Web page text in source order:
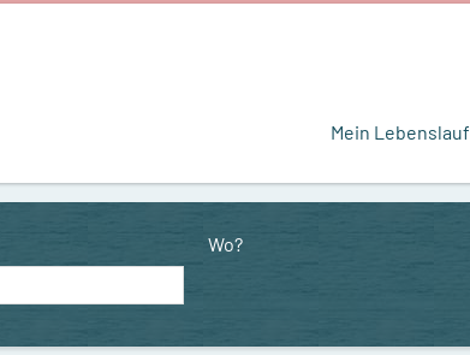
Mein Lebenslauf
Wo?